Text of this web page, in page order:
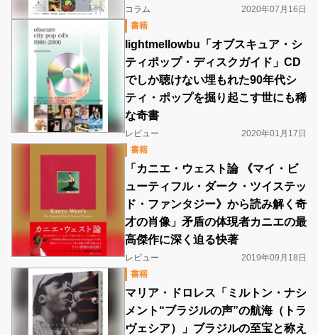
コラム
2020年07月16日
書籍
lightmellowbu「オブスキュア・シ
ティポップ・ディスクガイド」CD
でしか聴けない埋もれた90年代シ
ティ・ポップを掘り起こす世にも稀
な奇書
レビュー
2020年01月17日
書籍
「カニエ・ウェスト論 《マイ・ビ
ューティフル・ダーク・ツイステッ
ド・ファンタジー》から読み解く奇
才の肖像」矛盾の体現者カニエの最
高傑作に深く迫る快著
レビュー
2019年09月18日
書籍
マリア・ドロレス「ミルトン・ナシ
メント“ブラジルの声”の航海（トラ
ヴェシア）」ブラジルの至宝と称え